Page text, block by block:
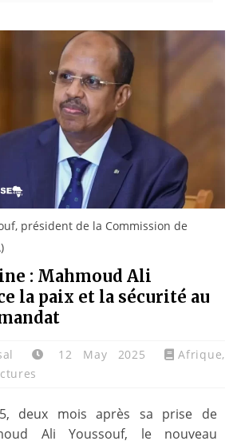
Aliko
président de la Commission de
: Mahmoud Ali
la paix et la sécurité au
12 May 2025 Afrique,
deux mois après sa prise de
Ali Youssouf, le nouveau